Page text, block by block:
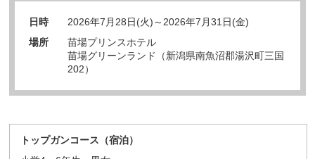
日時
2026年7月28日(火)～2026年7月31日(金)
場所
苗場プリンスホテル
苗場グリーンランド（新潟県南魚沼郡湯沢町三国
202）
トップガンコース（宿泊）